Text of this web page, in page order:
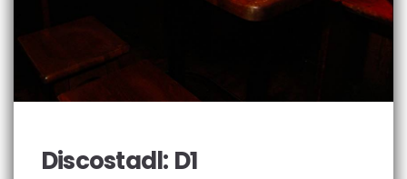
Discostadl: D1